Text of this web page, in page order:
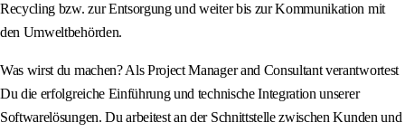
Recycling bzw. zur Entsorgung und weiter bis zur Kommunikation mit
den Umweltbehörden.
Was wirst du machen? Als Project Manager and Consultant verantwortest
Du die erfolgreiche Einführung und technische Integration unserer
Softwarelösungen. Du arbeitest an der Schnittstelle zwischen Kunden und